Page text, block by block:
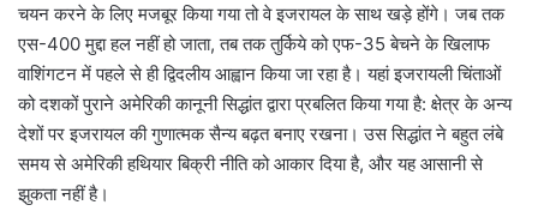
चयन करने के लिए मजबूर किया गया तो वे इजरायल के साथ खड़े होंगे। जब तक
एस-400 मुद्दा हल नहीं हो जाता, तब तक तुर्किये को एफ-35 बेचने के खिलाफ
वाशिंगटन में पहले से ही द्विदलीय आह्वान किया जा रहा है। यहां इजरायली चिंताओं
को दशकों पुराने अमेरिकी कानूनी सिद्धांत द्वारा प्रबलित किया गया है: क्षेत्र के अन्य
देशों पर इजरायल की गुणात्मक सैन्य बढ़त बनाए रखना। उस सिद्धांत ने बहुत लंबे
समय से अमेरिकी हथियार बिक्री नीति को आकार दिया है, और यह आसानी से
झुकता नहीं है।